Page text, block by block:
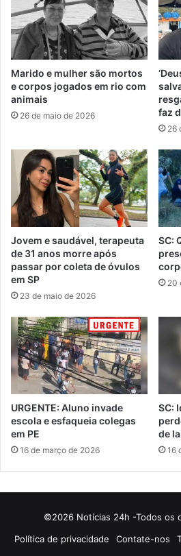
Marido e mulher são mortos
e corpos jogados em rio com
animais
26 de maio de 2026
faz
26
Jovem e saudável, terapeuta
de 31 anos morre após
passar por coleta de óvulos
em SP
23 de maio de 2026
SC:
20
URGENTE: Aluno invade
escola e esfaqueia colegas
em PE
16 de março de 2026
SC:
de
16
©2026 Notícias 24h -Todos os
Política de privacidade
Contate-nos